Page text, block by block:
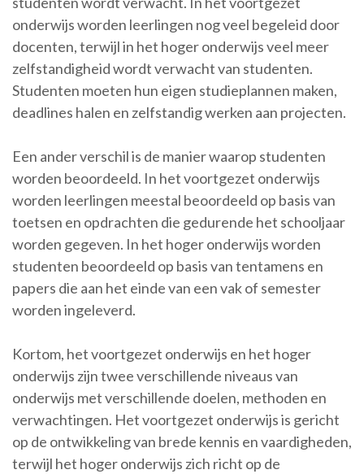
onderwijs worden leerlingen nog veel begeleid door
docenten, terwijl in het hoger onderwijs veel meer
zelfstandigheid wordt verwacht van studenten.
Studenten moeten hun eigen studieplannen maken,
deadlines halen en zelfstandig werken aan projecten.
Een ander verschil is de manier waarop studenten
worden beoordeeld. In het voortgezet onderwijs
worden leerlingen meestal beoordeeld op basis van
toetsen en opdrachten die gedurende het schooljaar
worden gegeven. In het hoger onderwijs worden
studenten beoordeeld op basis van tentamens en
papers die aan het einde van een vak of semester
worden ingeleverd.
Kortom, het voortgezet onderwijs en het hoger
onderwijs zijn twee verschillende niveaus van
onderwijs met verschillende doelen, methoden en
verwachtingen. Het voortgezet onderwijs is gericht
op de ontwikkeling van brede kennis en vaardigheden,
terwijl het hoger onderwijs zich richt op de